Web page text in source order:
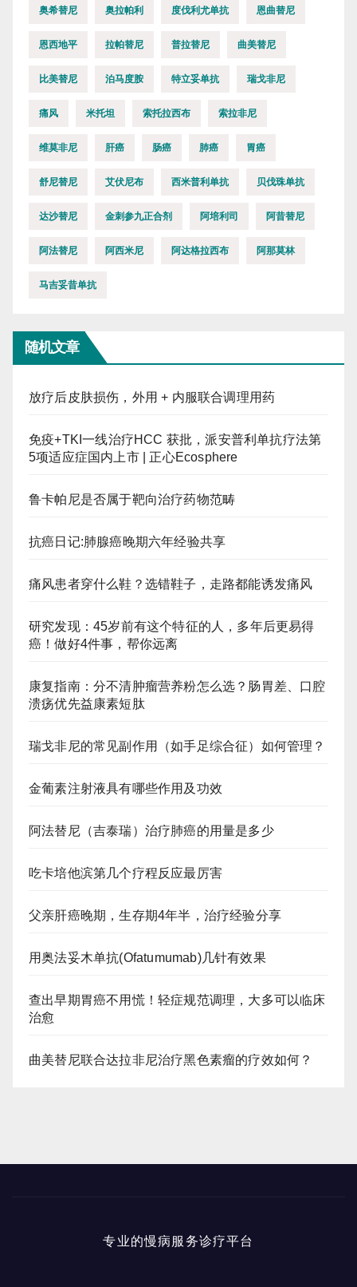
奥希替尼 奥拉帕利 度伐利尤单抗 恩曲替尼
恩西地平 拉帕替尼 普拉替尼 曲美替尼
比美替尼 泊马度胺 特立妥单抗 瑞戈非尼
痛风 米托坦 索托拉西布 索拉非尼
维莫非尼 肝癌 肠癌 肺癌 胃癌
舒尼替尼 艾伏尼布 西米普利单抗 贝伐珠单抗
达沙替尼 金刺参九正合剂 阿培利司 阿昔替尼
阿法替尼 阿西米尼 阿达格拉西布 阿那莫林
马吉妥昔单抗
随机文章
放疗后皮肤损伤，外用 + 内服联合调理用药
免疫+TKI一线治疗HCC 获批，派安普利单抗疗法第
5项适应症国内上市 | 正心Ecosphere
鲁卡帕尼是否属于靶向治疗药物范畴
抗癌日记:肺腺癌晚期六年经验共享
痛风患者穿什么鞋？选错鞋子，走路都能诱发痛风
研究发现：45岁前有这个特征的人，多年后更易得
癌！做好4件事，帮你远离
康复指南：分不清肿瘤营养粉怎么选？肠胃差、口腔
溃疡优先益康素短肽
瑞戈非尼的常见副作用（如手足综合征）如何管理？
金葡素注射液具有哪些作用及功效
阿法替尼（吉泰瑞）治疗肺癌的用量是多少
吃卡培他滨第几个疗程反应最厉害
父亲肝癌晚期，生存期4年半，治疗经验分享
用奥法妥木单抗(Ofatumumab)几针有效果
查出早期胃癌不用慌！轻症规范调理，大多可以临床
治愈
曲美替尼联合达拉非尼治疗黑色素瘤的疗效如何？
专业的慢病服务诊疗平台